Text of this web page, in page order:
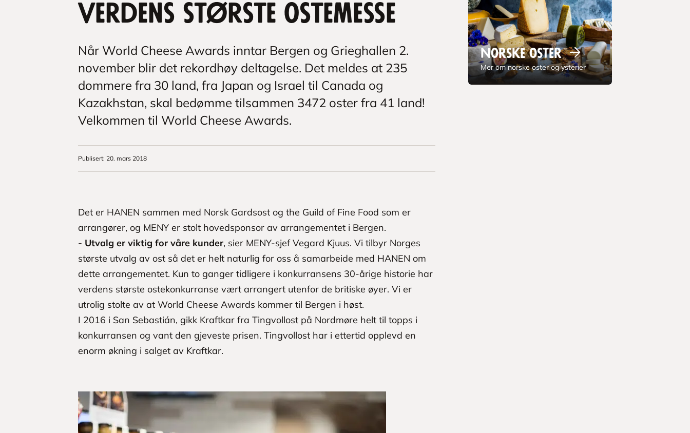
Verdens største ostemesse
Når World Cheese Awards inntar Bergen og Grieghallen 2.
november blir det rekordhøy deltagelse. Det meldes at 235
dommere fra 30 land, fra Japan og Israel til Canada og
Kazakhstan, skal bedømme tilsammen 3472 oster fra 41 land!
Velkommen til World Cheese Awards.
Publisert: 20. mars 2018
Det er HANEN sammen med Norsk Gardsost og the Guild of Fine Food som er
arrangører, og MENY er stolt hovedsponsor av arrangementet i Bergen.
- Utvalg er viktig for våre kunder, sier MENY-sjef Vegard Kjuus. Vi tilbyr Norges
største utvalg av ost så det er helt naturlig for oss å samarbeide med HANEN om
dette arrangementet. Kun to ganger tidligere i konkurransens 30-årige historie har
verdens største ostekonkurranse vært arrangert utenfor de britiske øyer. Vi er
utrolig stolte av at World Cheese Awards kommer til Bergen i høst.
I 2016 i San Sebastián, gikk Kraftkar fra Tingvollost på Nordmøre helt til topps i
konkurransen og vant den gjeveste prisen. Tingvollost har i ettertid opplevd en
enorm økning i salget av Kraftkar.
Norske oster
Mer om norske oster og ysterier